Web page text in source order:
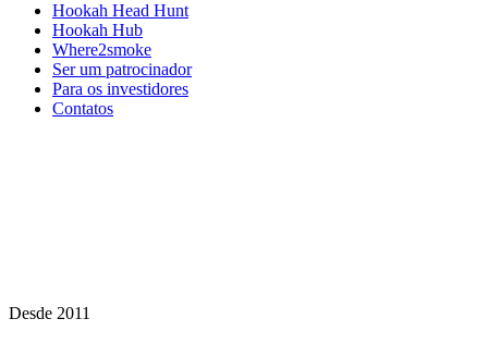
Hookah Head Hunt
Hookah Hub
Where2smoke
Ser um patrocinador
Para os investidores
Contatos
Desde 2011